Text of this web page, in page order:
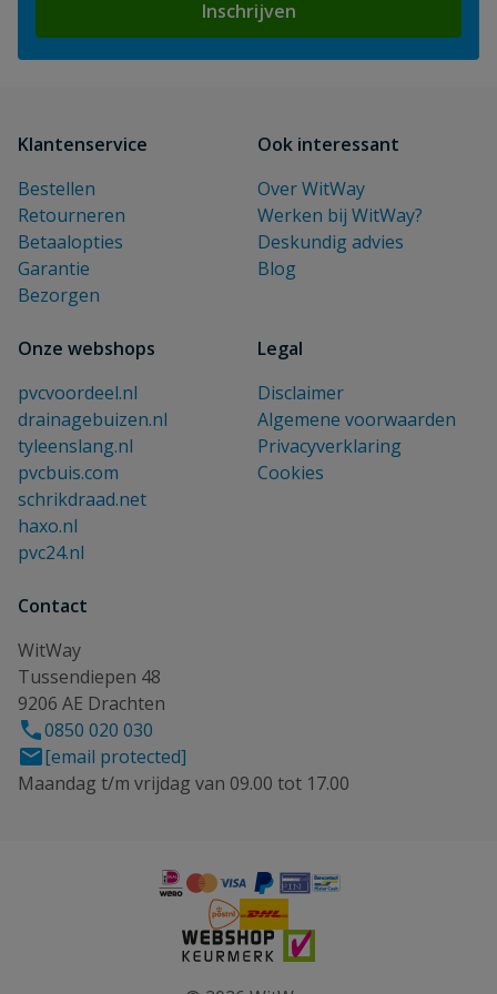
Inschrijven
Klantenservice
Bestellen
Retourneren
Betaalopties
Garantie
Bezorgen
Ook interessant
Over WitWay
Werken bij WitWay?
Deskundig advies
Blog
Onze webshops
pvcvoordeel.nl
drainagebuizen.nl
tyleenslang.nl
pvcbuis.com
schrikdraad.net
haxo.nl
pvc24.nl
Legal
Disclaimer
Algemene voorwaarden
Privacyverklaring
Cookies
Contact
WitWay
Tussendiepen 48
9206 AE Drachten
0850 020 030
[email protected]
Maandag t/m vrijdag van 09.00 tot 17.00